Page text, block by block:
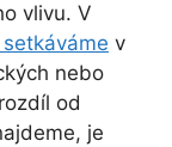
vlivu. V
v
nebo
od
je